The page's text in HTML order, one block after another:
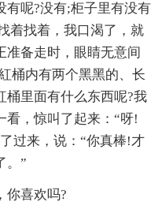
有呢?没有;柜子里有没有
着找着，我口渴了，就
准备走时，眼睛无意间
桶内有两个黑黑的、长
桶里面有什么东西呢?我
看，惊叫了起来：“呀!
过来，说：“你真棒!才
。”
你喜欢吗?